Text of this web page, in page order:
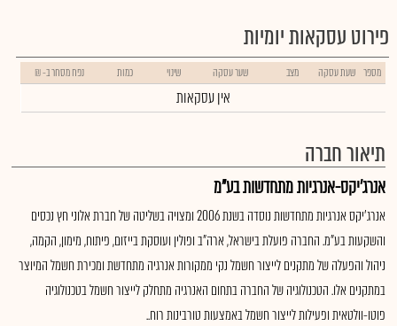
פירוט עסקאות יומיות
מספר שעת עסקה מצב שער עסקה שינוי כמות נפח מסחר ב- ₪
אין עסקאות
תיאור חברה
אנרג'יקס-אנרגיות מתחדשות בע"מ
אנרג'יקס אנרגיות מתחדשות נוסדה בשנת 2006 ומצויה בשליטה של חברת אלוני חץ נכסים
והשקעות בע"מ. החברה פועלת בישראל, ארה"ב ופולין ועוסקת בייזום, פיתוח, מימון, הקמה,
ניהול והפעלה של מתקנים לייצור חשמל נקי ממקורות אנרגיה מתחדשת ומכירת חשמל המיוצר
במתקנים אלו. הטכנולוגיה של החברה בתחום האנרגיה מתחלק לייצור חשמל בטכנולוגיה
פוטו-וולטאית ופעילות לייצור חשמל באמצעות טורבינות רוח..